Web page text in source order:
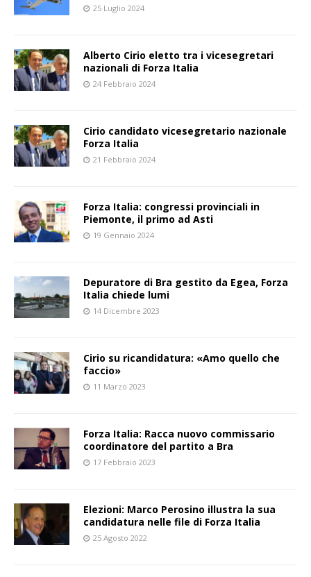
25 Luglio 2024
Alberto Cirio eletto tra i vicesegretari
nazionali di Forza Italia
24 Febbraio 2024
Cirio candidato vicesegretario nazionale
Forza Italia
21 Febbraio 2024
Forza Italia: congressi provinciali in
Piemonte, il primo ad Asti
19 Gennaio 2024
Depuratore di Bra gestito da Egea, Forza
Italia chiede lumi
14 Dicembre 2023
Cirio su ricandidatura: «Amo quello che
faccio»
11 Marzo 2023
Forza Italia: Racca nuovo commissario
coordinatore del partito a Bra
17 Febbraio 2023
Elezioni: Marco Perosino illustra la sua
candidatura nelle file di Forza Italia
25 Agosto 2022